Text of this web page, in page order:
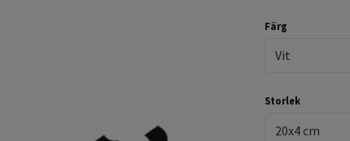
Färg
Vit
Storlek
20x4 cm